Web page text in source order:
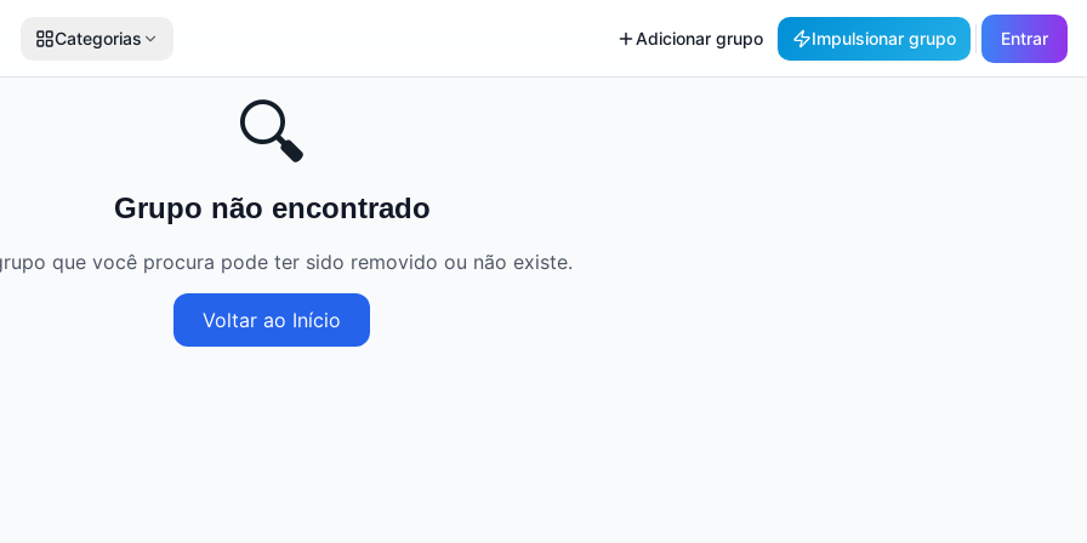
Categorias Adicionar grupo Impulsionar grupo Entrar
🔍
Grupo não encontrado
que você procura pode ter sido removido ou não existe.
Voltar ao Início